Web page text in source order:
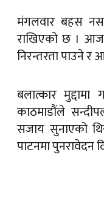
मंगलवार बहस
राखिएको छ ।
निरन्तरता पाउने
बलात्कार
काठमाडौंले
सजाय सुनाएको
पाटनमा पुनरावेदन